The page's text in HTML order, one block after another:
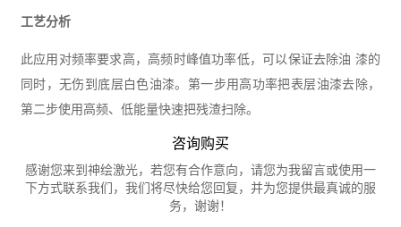
工艺分析
此应用对频率要求高，高频时峰值功率低，可以保证去除油 漆的
同时，无伤到底层白色油漆。第一步用高功率把表层油漆去除，
第二步使用高频、低能量快速把残渣扫除。
咨询购买
感谢您来到神绘激光，若您有合作意向，请您为我留言或使用一
下方式联系我们，我们将尽快给您回复，并为您提供最真诚的服
务，谢谢！